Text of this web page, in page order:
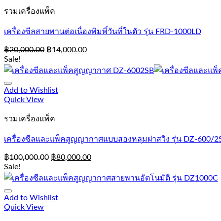
รวมเครื่องแพ็ค
เครื่องซีลสายพานต่อเนื่องพิมพิ์วันที่ในตัว รุ่น FRD-1000LD
฿20,000.00 ฿14,000.00
Sale!
Add to Wishlist
Quick View
รวมเครื่องแพ็ค
เครื่องซีลและแพ็คสูญญากาศแบบสองหลุมฝาสวิง รุ่น DZ-600/
฿100,000.00 ฿80,000.00
Sale!
Add to Wishlist
Quick View